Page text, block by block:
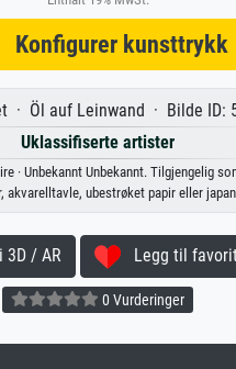
kunsttrykk
· Öl auf Leinwand · Bilde ID:
Uklassifiserte artister
· Unbekannt Unbekannt. Tilgjengelig
akvarelltavle, ubestrøket papir eller
3D / AR Legg til
0 Vurderinger